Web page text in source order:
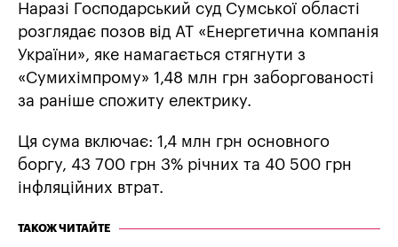
Наразі Господарський суд Сумської області
розглядає позов від АТ «Енергетична компанія
України», яке намагається стягнути з
«Сумихімпрому» 1,48 млн грн заборгованості
за раніше спожиту електрику.
Ця сума включає: 1,4 млн грн основного
боргу, 43 700 грн 3% річних та 40 500 грн
інфляційних втрат.
ТАКОЖ ЧИТАЙТЕ